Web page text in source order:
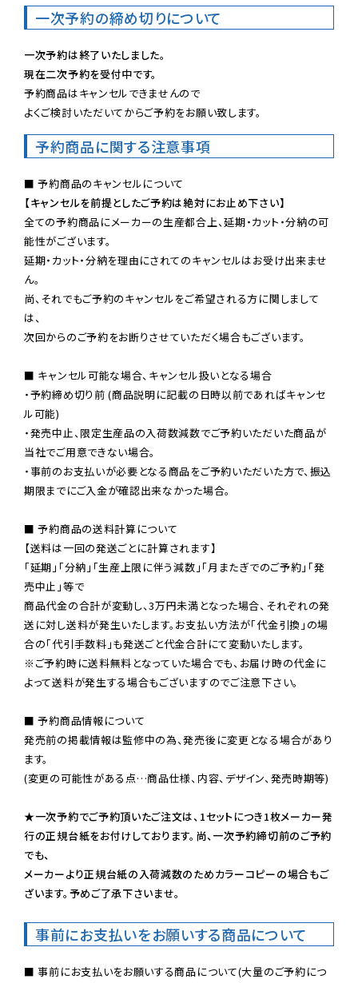
一次予約の締め切りについて
一次予約は終了いたしました。
現在二次予約を受付中です。
予約商品はキャンセルできませんので
よくご検討いただいてからご予約をお願い致します。
予約商品に関する注意事項
【キャンセルを前提としたご予約は絶対にお止め下さい】
全ての予約商品にメーカーの生産都合上、延期・カット・分納の可
能性がございます。
延期・カット・分納を理由にされてのキャンセルはお受け出来ませ
ん。
尚、それでもご予約のキャンセルをご希望される方に関しまして
は、
次回からのご予約をお断りさせていただく場合もございます。
■ キャンセル可能な場合、キャンセル扱いとなる場合
・予約締め切り前 (商品説明に記載の日時以前であればキャンセ
ル可能)
・発売中止、限定生産品の入荷数減数でご予約いただいた商品が
当社でご用意できない場合。
・事前のお支払いが必要となる商品をご予約いただいた方で、振込
期限までにご入金が確認出来なかった場合。
■ 予約商品の送料計算について
【送料は一回の発送ごとに計算されます】
「延期」「分納」「生産上限に伴う減数」「月またぎでのご予約」「発
売中止」等で
商品代金の合計が変動し、3万円未満となった場合、それぞれの発
送に対し送料が発生いたします。お支払い方法が「代金引換」の場
※ご予約時に送料無料となっていた場合でも、お届け時の代金に
よって送料が発生する場合もございますのでご注意下さい。
■ 予約商品情報について
発売前の掲載情報は監修中の為、発売後に変更となる場合があり
ます。
(変更の可能性がある点…商品仕様、内容、デザイン、発売時期等)
★一次予約でご予約頂いたご注文は、1セットにつき1枚メーカー発
行の正規台紙をお付けしております。尚、一次予約締切前のご予約
でも、
メーカーより正規台紙の入荷減数のためカラーコピーの場合もご
ざいます。予めご了承下さいませ。
事前にお支払いをお願いする商品について
■ 事前にお支払いをお願いする商品について(大量のご予約につ